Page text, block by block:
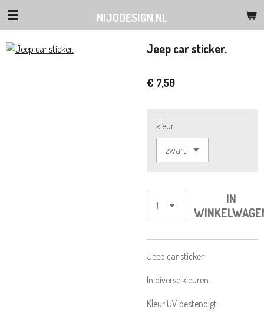
Ga
naar
de
NIJODESIGN.NL
Jeep car sticker.
€ 7,50
kleur
IN
Jeep car sticker.
In diverse kleuren.
Kleur UV bestendigt.